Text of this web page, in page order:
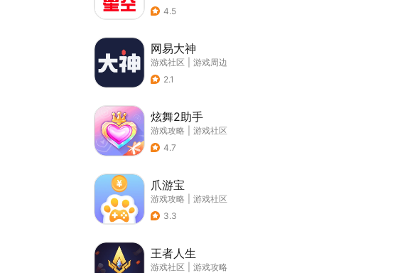
4.5
网易大神
游戏社区
游戏周边
2.1
炫舞2助手
游戏攻略
游戏社区
4.7
爪游宝
游戏攻略
游戏社区
3.3
王者人生
游戏社区
游戏攻略